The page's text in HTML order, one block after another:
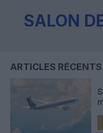
SALON
ARTICLES RÉCENTS